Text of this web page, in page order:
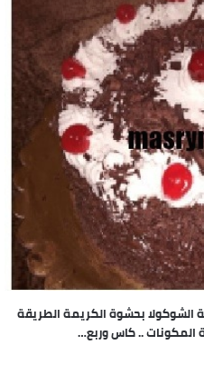
بحشوة الكريمة الطريقة
.. كاس وربع…